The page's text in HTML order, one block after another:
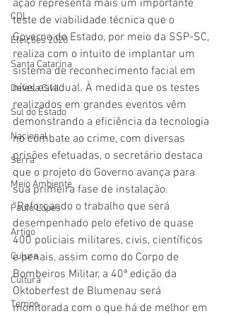
CDL
Eleições 2020
Santa Catarina
Defesa Civil
Sul do Estado
Nacional
Serra
Meio Ambiente
Paulo Lopes
Artigo
Culura
Cultura
Tempo
ação representa mais um importante
teste de viabilidade técnica que o
Governo do Estado, por meio da SSP-SC,
realiza com o intuito de implantar um
sistema de reconhecimento facial em
nível estadual. À medida que os testes
realizados em grandes eventos vêm
demonstrando a eficiência da tecnologia
no combate ao crime, com diversas
prisões efetuadas, o secretário destaca
que o projeto do Governo avança para
sua primeira fase de instalação.
“Reforçando o trabalho que será
desempenhado pelo efetivo de quase
400 policiais militares, civis, científicos
e penais, assim como do Corpo de
Bombeiros Militar, a 40ª edição da
Oktoberfest de Blumenau será
monitorada com o que há de melhor em